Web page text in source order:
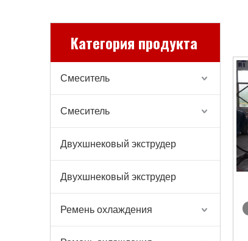
Категория продукта
Смеситель
Смеситель
Двухшнековый экструдер
Двухшнековый экструдер
Ремень охлаждения